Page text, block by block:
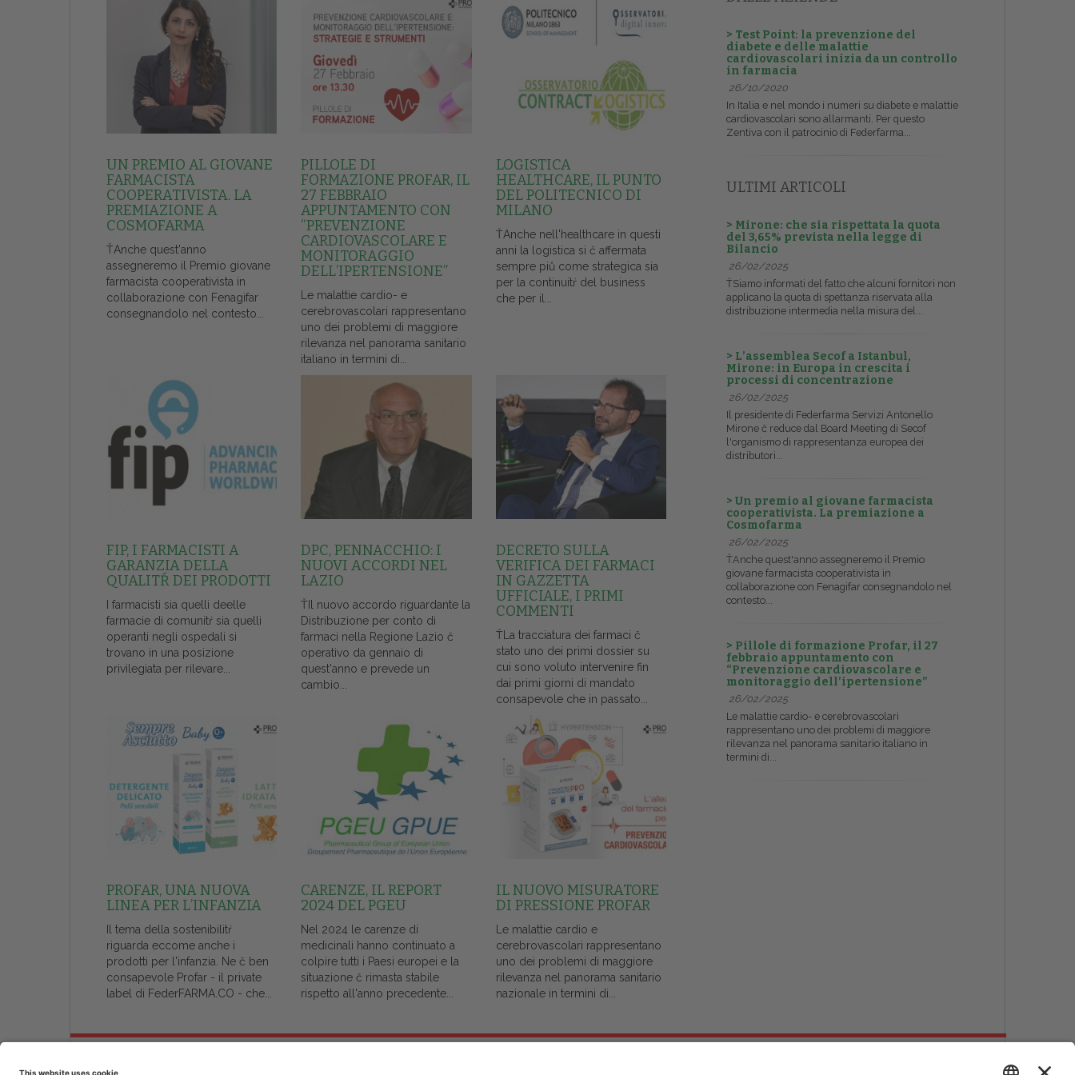
UN PREMIO AL GIOVANE
FARMACISTA
COOPERATIVISTA. LA
PREMIAZIONE A
COSMOFARMA
ŤAnche quest'anno
assegneremo il Premio giovane
farmacista cooperativista in
collaborazione con Fenagifar
consegnandolo nel contesto...
PILLOLE DI
FORMAZIONE PROFAR, IL
27 FEBBRAIO
APPUNTAMENTO CON
“PREVENZIONE
CARDIOVASCOLARE E
MONITORAGGIO
DELL’IPERTENSIONE”
Le malattie cardio- e
cerebrovascolari rappresentano
uno dei problemi di maggiore
rilevanza nel panorama sanitario
italiano in termini di...
LOGISTICA
HEALTHCARE, IL PUNTO
DEL POLITECNICO DI
MILANO
ŤAnche nell'healthcare in questi
anni la logistica si č affermata
sempre piů come strategica sia
per la continuitŕ del business
che per il...
FIP, I FARMACISTI A
GARANZIA DELLA
QUALITŔ DEI PRODOTTI
I farmacisti sia quelli deelle
farmacie di comunitŕ sia quelli
operanti negli ospedali si
trovano in una posizione
privilegiata per rilevare...
DPC, PENNACCHIO: I
NUOVI ACCORDI NEL
LAZIO
ŤIl nuovo accordo riguardante la
Distribuzione per conto di
farmaci nella Regione Lazio č
operativo da gennaio di
quest'anno e prevede un
cambio...
DECRETO SULLA
VERIFICA DEI FARMACI
IN GAZZETTA
UFFICIALE, I PRIMI
COMMENTI
ŤLa tracciatura dei farmaci č
stato uno dei primi dossier su
cui sono voluto intervenire fin
dai primi giorni di mandato
consapevole che in passato...
PROFAR, UNA NUOVA
LINEA PER L’INFANZIA
Il tema della sostenibilitŕ
riguarda eccome anche i
prodotti per l'infanzia. Ne č ben
consapevole Profar - il private
label di FederFARMA.CO - che...
CARENZE, IL REPORT
2024 DEL PGEU
Nel 2024 le carenze di
medicinali hanno continuato a
colpire tutti i Paesi europei e la
situazione č rimasta stabile
rispetto all'anno precedente...
IL NUOVO MISURATORE
DI PRESSIONE PROFAR
Le malattie cardio e
cerebrovascolari rappresentano
uno dei problemi di maggiore
rilevanza nel panorama sanitario
nazionale in termini di...
> Test Point: la prevenzione del
diabete e delle malattie
cardiovascolari inizia da un controllo
in farmacia
26/10/2020
In Italia e nel mondo i numeri su diabete e malattie
cardiovascolari sono allarmanti. Per questo
Zentiva con il patrocinio di Federfarma...
ULTIMI ARTICOLI
> Mirone: che sia rispettata la quota
del 3,65% prevista nella legge di
Bilancio
26/02/2025
ŤSiamo informati del fatto che alcuni fornitori non
applicano la quota di spettanza riservata alla
distribuzione intermedia nella misura del...
> L’assemblea Secof a Istanbul,
Mirone: in Europa in crescita i
processi di concentrazione
26/02/2025
Il presidente di Federfarma Servizi Antonello
Mirone č reduce dal Board Meeting di Secof
l'organismo di rappresentanza europea dei
distributori...
> Un premio al giovane farmacista
cooperativista. La premiazione a
Cosmofarma
26/02/2025
ŤAnche quest'anno assegneremo il Premio
giovane farmacista cooperativista in
collaborazione con Fenagifar consegnandolo nel
contesto...
> Pillole di formazione Profar, il 27
febbraio appuntamento con
“Prevenzione cardiovascolare e
monitoraggio dell’ipertensione”
26/02/2025
Le malattie cardio- e cerebrovascolari
rappresentano uno dei problemi di maggiore
rilevanza nel panorama sanitario italiano in
termini di...